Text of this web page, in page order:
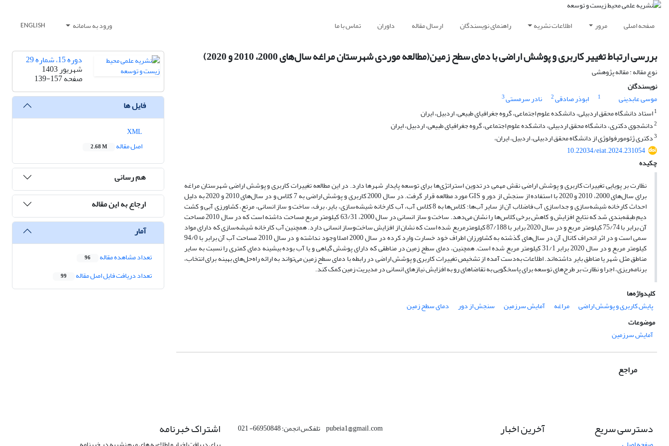
صفحه اصلی مرور اطلاعات نشریه راهنمای نویسندگان ارسال مقاله داوران تماس با ما ورود به سامانه ENGLISH
بررسی ارتباط تغییر کاربری و پوشش اراضی با دمای سطح زمین(مطالعه موردی شهرستان مراغه سال‌‌‌های 2000، 2010 و 2020)
نوع مقاله : مقاله پژوهشی
نویسندگان
موسی عابدینی
1 ابوذر صادقی2 نادر سرمستی3
1استاد دانشگاه محقق اردبیلی، دانشکده علوم اجتماعی، گروه جغرافیای طبیعی، اردبیل، ایران
2دانشجوی دکتری، دانشگاه محقق اردبیلی، دانشکده علوم اجتماعی، گروه جغرافیای طبیعی، اردبیل، ایران
3دکتری ژئومورفولوژی از دانشگاه محقق اردبیلی، اردبیل، ایران،
10.22034/eiat.2024.231054
چکیده
نظارت بر پویایی تغییرات کاربری و پوشش اراضی نقش مهمی در تدوین استراتژی‌‌‌ها برای توسعه پایدار شهرها دارد. در این مطالعه تغییرات کاربری و پوشش اراضی شهرستان مراغه
برای سال‌‌‌های 2000، 2010 و 2020 با استفاده از سنجش از دور و GIS مورد مطالعه قرار گرفت. در سال 2000 کاربری و پوشش اراضی به 7 کلاس و در سال‌‌‌های 2010 و 2020 به دلیل
احداث کارخانه شیشه‌سازی و جداسازی آب فاضلاب آن از سایر آب‌‌‌ها؛ کلاس‌‌‌ها به 8 کلاس آب، آب کارخانه‌ شیشه‌سازی، بایر، برف، ساخت و ساز انسانی، مرتع، کشاورزی آبی و کشت
دیم ‌‌‌طبقه‌بندی شد که نتایج افزایش و کاهش برخی کلاس‌‌‌ها را نشان می‌دهد. ساخت و ساز انسانی در سال 2000، 63/31 کیلومتر مربع مساحت داشته است که در سال 2010 مساحت
آن برابر با 75/74 کیلومتر مربع و در سال 2020 برابر با 87/188 کیلومترمربع شده است که نشان از افزایش ساخت‌و‌ساز انسانی دارد. همچنین آب کارخانه شیشه‌سازی که دارای مواد
سمی است و در اثر انحراف کانال آن در سال‌‌‌های گذشته به کشاورزان اطراف خود خسارت وارد کرده در سال 2000 اصلا وجود نداشته و در سال 2010 مساحت آب آن برابر با 94/0
کیلومتر مربع و در سال 2020 برابر 31/1 کیلومتر مربع شده است. همچنین، دمای سطح زمین در مناطقی که دارای پوشش گیاهی و یا آب بوده بیشینه دمای کمتری را نسبت به سایر
مناطق مثل شهر یا مناطق بایر داشته‌اند. اطلاعات به‌دست ‌آمده از تشخیص تغییرات کاربری و پوشش اراضی در رابطه با دمای سطح زمین می‌تواند به ارائه راه‌حل‌‌‌های بهینه برای انتخاب،
برنامه‌ریزی، اجرا و نظارت بر طرح‌‌‌های توسعه برای پاسخگویی به تقاضاهای رو به افزایش نیازهای انسانی در مدیریت زمین کمک کند.
کلیدواژه‌ها
پایش کاربری و پوشش اراضی
مراغه آمایش سرزمین سنجش از دور
دمای سطح زمین
موضوعات
آمایش سرزمین
مراجع
دوره 15، شماره 29
شهریور 1403
صفحه139-157
فایل ها
اصل مقاله
2.68 M
هم رسانی
ارجاع به این مقاله
آمار
تعداد مشاهده مقاله 96
تعداد دریافت فایل اصل مقاله 99
دسترسی سریع آخرین اخبار pubeia1@gmail.com تلفکس انجمن: 66950848- 021 اشتراک خبرنامه